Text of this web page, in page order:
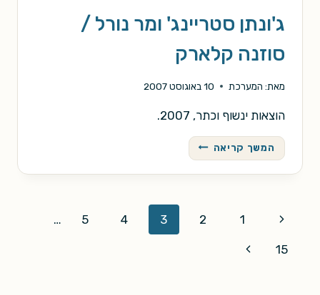
ג'ונתן סטריינג' ומר נורל /
סוזנה קלארק
מאת: המערכת 10 באוגוסט 2007
הוצאות ינשוף וכתר, 2007.
המשך קריאה ג'ונתן
סטריינג'
ומר
סוזנה
Page
navigation
Previous
Page
1
2
3
4
5
…
15
Next